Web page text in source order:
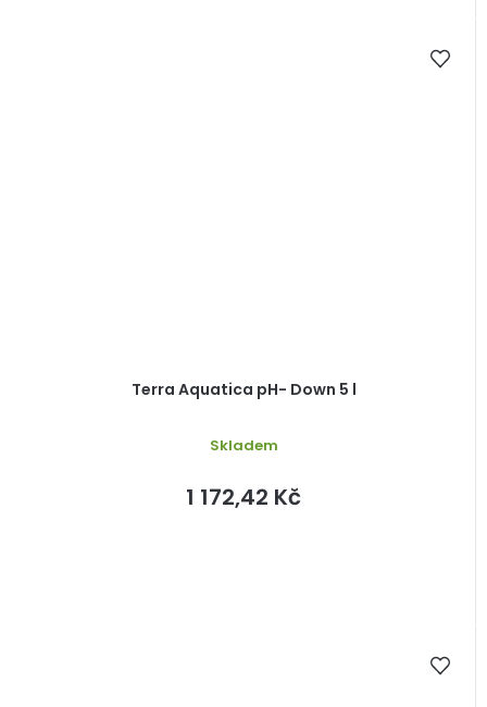
Terra Aquatica pH- Down 5 l
Skladem
1 172,42 Kč